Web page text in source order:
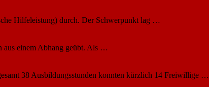
Hilfeleistung) durch. Der Schwerpunkt lag …
aus einem Abhang geübt. Als …
38 Ausbildungsstunden konnten kürzlich 14 Freiwillige …